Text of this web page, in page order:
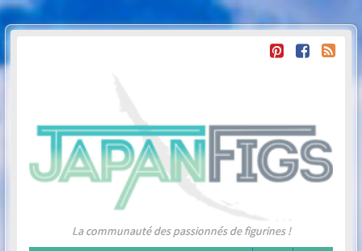
La communauté des passionnés de figurines !